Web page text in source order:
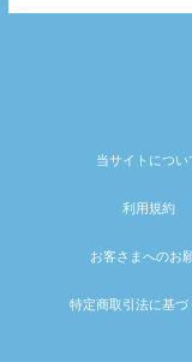
当サイトについ
利用規約
お客さまへのお
特定商取引法に基づ